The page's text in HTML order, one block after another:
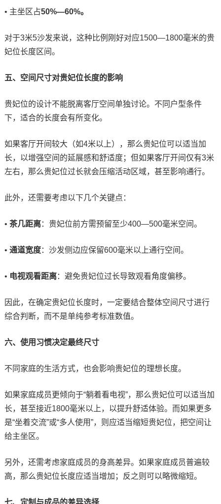
• 主坐区占50%—60%。
对于3米5沙发来说，这种比例刚好对应1500—1800毫米的贵
妃位长度区间。
五、空间尺寸对贵妃位长度的影响
贵妃位的设计不能脱离客厅空间单独讨论。不同户型条件
下，适合的长度会有所变化。
如果客厅开间较大（如4米以上），那么贵妃位可以适当加
长，以增强空间的延展感和舒适度；但如果客厅开间仅有3米
左右，那么贵妃位过长就会压缩活动区域，甚至影响通行。
此外，还需要考虑以下几个关键点：
• 茶几距离：贵妃位前方需预留至少400—500毫米空间。
• 通道宽度：沙发侧边应保留600毫米以上通行空间。
• 电视观看距离：避免贵妃位过长导致观看角度偏移。
因此，在确定贵妃位长度时，一定要结合整体空间尺寸进行
综合判断，而不是单纯参考标准数值。
六、使用习惯决定最终尺寸
不同家庭的生活方式，也会影响贵妃位的理想长度。
如果家庭成员更倾向于“躺着看电视”，那么贵妃位可以适当加
长，甚至接近1800毫米以上，以提升舒适体验。而如果更多
是“坐着交流”或“多人使用”，则应适当缩短贵妃位，把空间让
给主坐区。
另外，还需考虑家庭成员的身高差异。如果家庭成员普遍较
高，那么贵妃位长度应适当增加；反之则可以略微缩短。
七、定制与成品的差异选择